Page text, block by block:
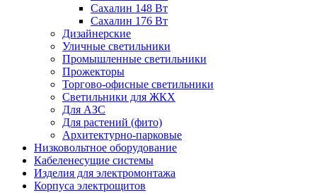
Сахалин 148 Вт
Сахалин 176 Вт
Дизайнерские
Уличные светильники
Промышленные светильники
Прожекторы
Торгово-офисные светильники
Светильники для ЖКХ
Для АЗС
Для растений (фито)
Архитектурно-парковые
Низковольтное оборудование
Кабеленесущие системы
Изделия для электромонтажа
Корпуса электрощитов